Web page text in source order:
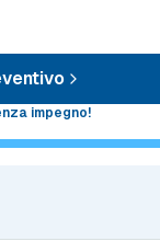
impegno!